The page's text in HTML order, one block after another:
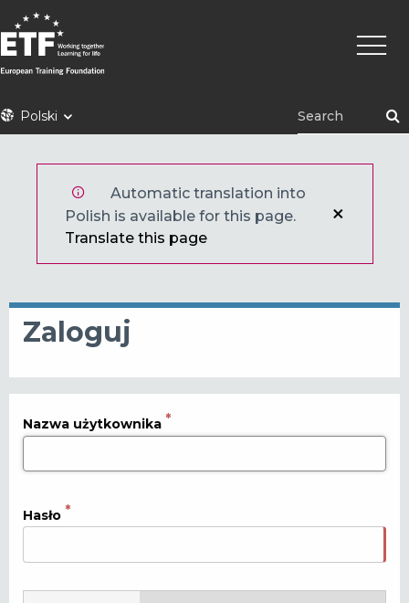
Przejdź
do
treści
ETFPolski
Automatic translation into
Polish is available for this page.
Translate this page
Zaloguj
Nazwa użytkownika
Hasło